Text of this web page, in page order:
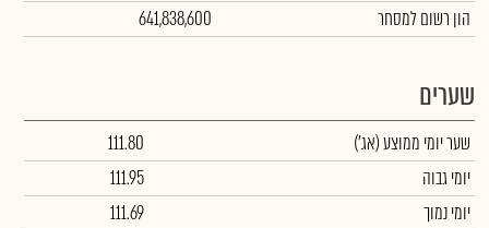
הון רשום למסחר
641,838,600
שערים
שער יומי ממוצע(אג')
111.80
יומי גבוה
111.95
יומי נמוך
111.69